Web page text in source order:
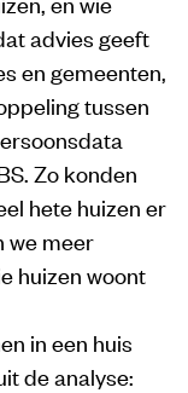
advies geeft
en gemeenten,
tussen
Zo konden
hete huizen er
we meer
huizen woont
in een huis
de analyse: